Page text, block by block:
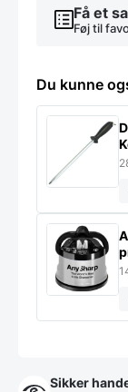
Få et
Føj til
Du kunne
Sikker